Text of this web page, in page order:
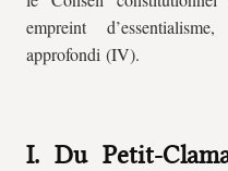
empreint
approfondi (IV).
I. Du Petit-